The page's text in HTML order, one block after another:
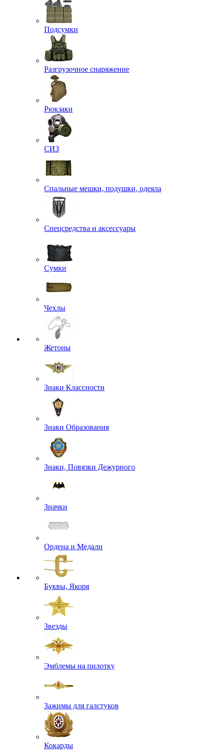
Подсумки
Разгрузочное снаряжение
Рюкзаки
СИЗ
Спальные мешки, подушки, одеяла
Спецсредства и аксессуары
Сумки
Чехлы
Жетоны
Знаки Классности
Знаки Образования
Знаки, Повязки Дежурного
Значки
Ордена и Медали
Буквы, Якоря
Звезды
Эмблемы на пилотку
Зажимы для галстуков
Кокарды